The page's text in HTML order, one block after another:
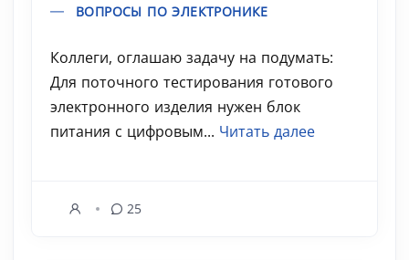
ВОПРОСЫ ПО ЭЛЕКТРОНИКЕ
Коллеги, оглашаю задачу на подумать:
Для поточного тестирования готового
электронного изделия нужен блок
питания с цифровым... Читать далее
25